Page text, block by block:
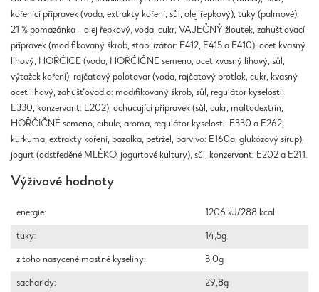
kořenící přípravek (voda, extrakty koření, sůl, olej řepkový), tuky (palmové);
21 % pomazánka - olej řepkový, voda, cukr, VAJEČNÝ žloutek, zahušťovací
přípravek (modifikovaný škrob, stabilizátor: E412, E415 a E410), ocet kvasný
lihový, HOŘČICE (voda, HOŘČIČNÉ semeno, ocet kvasný lihový, sůl,
výtažek koření), rajčatový polotovar (voda, rajčatový protlak, cukr, kvasný
ocet lihový, zahušťovadlo: modifikovaný škrob, sůl, regulátor kyselosti:
E330, konzervant: E202), ochucující přípravek (sůl, cukr, maltodextrin,
HOŘČIČNÉ semeno, cibule, aroma, regulátor kyselosti: E330 a E262,
kurkuma, extrakty koření, bazalka, petržel, barvivo: E160a, glukózový sirup),
jogurt (odstředěné MLÉKO, jogurtové kultury), sůl, konzervant: E202 a E211.
Výživové hodnoty
energie: 1206 kJ/288 kcal
tuky: 14,5g
z toho nasycené mastné kyseliny: 3,0g
sacharidy: 29,8g